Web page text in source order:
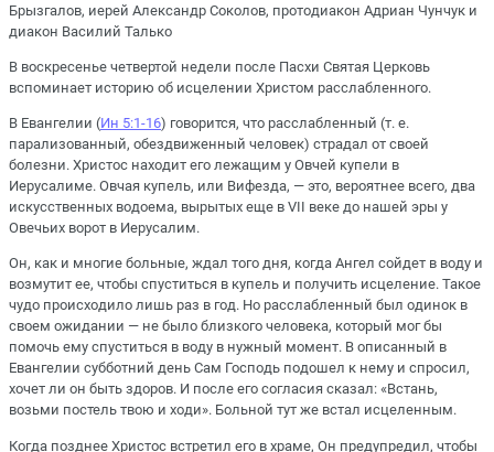
Брызгалов, иерей Александр Соколов, протодиакон Адриан Чунчук и
диакон Василий Талько
В воскресенье четвертой недели после Пасхи Святая Церковь
вспоминает историю об исцелении Христом расслабленного.
В Евангелии (Ин 5:1-16) говорится, что расслабленный (т. е.
парализованный, обездвиженный человек) страдал от своей
болезни. Христос находит его лежащим у Овчей купели в
Иерусалиме. Овчая купель, или Вифезда, — это, вероятнее всего, два
искусственных водоема, вырытых еще в VII веке до нашей эры у
Овечьих ворот в Иерусалим.
Он, как и многие больные, ждал того дня, когда Ангел сойдет в воду и
возмутит ее, чтобы спуститься в купель и получить исцеление. Такое
чудо происходило лишь раз в год. Но расслабленный был одинок в
своем ожидании — не было близкого человека, который мог бы
помочь ему спуститься в воду в нужный момент. В описанный в
Евангелии субботний день Сам Господь подошел к нему и спросил,
хочет ли он быть здоров. И после его согласия сказал: «Встань,
возьми постель твою и ходи». Больной тут же встал исцеленным.
Когда позднее Христос встретил его в храме, Он предупредил, чтобы